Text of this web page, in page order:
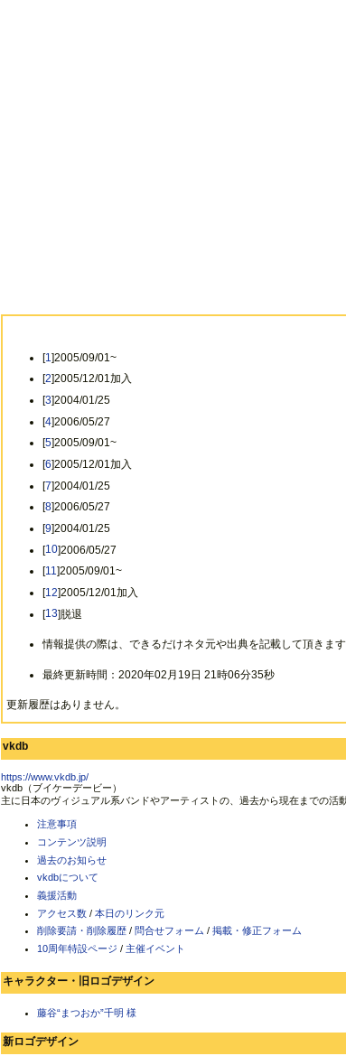
[1 ]2005/09/01~
[2]2005/12/01加入
[3]2004/01/25
[4]2006/05/27
[5]2005/09/01~
[6]2005/12/01加入
[7]2004/01/25
[8]2006/05/27
[9]2004/01/25
[10]2006/05/27
[11]2005/09/01~
[12]2005/12/01加入
[13]脱退
情報提供の際は、できるだけネタ元や出典を記載して頂きま
最終更新時間：2020年02月19日 21時06分35秒
更新履歴はありません。
vkdb
https://www.vkdb.jp/
vkdb（ブイケーデービー）
主に日本のヴィジュアル系バンドやアーティストの、過去から現在までの活
注意事項
コンテンツ説明
過去のお知らせ
vkdbについて
義援活動
アクセス数 / 本日のリンク元
削除要請・削除履歴 / 問合せフォーム / 掲載・修正フォーム
10周年特設ページ / 主催イベント
キャラクター・旧ロゴデザイン
藤谷“まつおか”千明 様
新ロゴデザイン